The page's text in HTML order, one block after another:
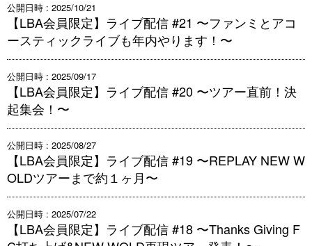
公開日時 : 2025/10/21
【LBA会員限定】ライブ配信 #21 〜ファンミとアコ
ースティックライブも年内やります！〜
公開日時 : 2025/09/17
【LBA会員限定】ライブ配信 #20 〜ツアー直前！決
起集会！〜
公開日時 : 2025/08/27
【LBA会員限定】ライブ配信 #19 〜REPLAY NEW W
OLDツアーまで約１ヶ月〜
公開日時 : 2025/07/22
【LBA会員限定】ライブ配信 #18 〜Thanks Giving F